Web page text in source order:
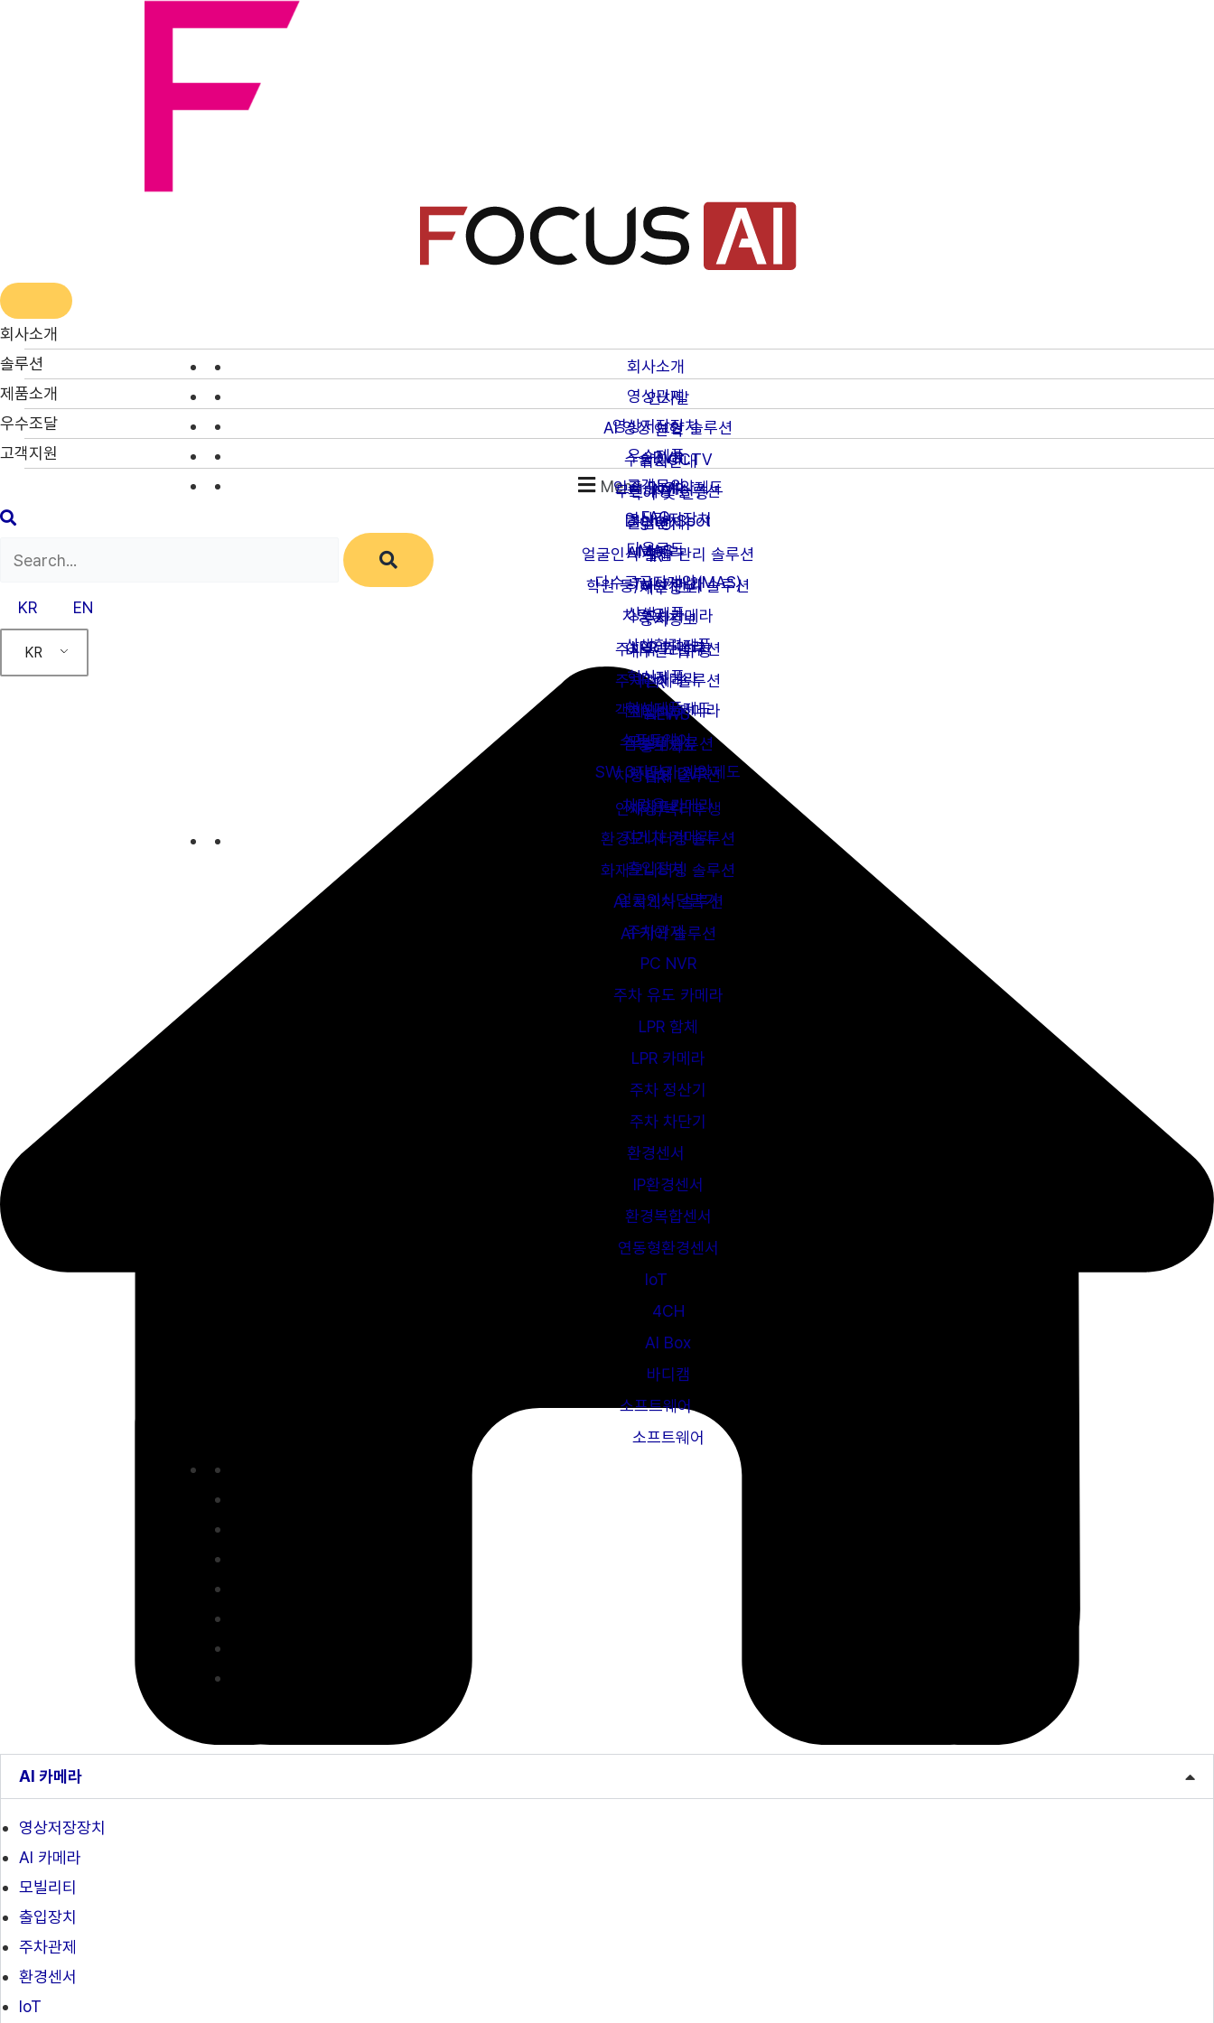
회사소개
회사소개
인사말
연혁
위치안내
특허 및 인증
CI
IR
재무정보
공시정보
내부관리규정
PR
NEWS
홍보자료
HR
인재상/복리후생
솔루션
영상관제
AI 영상 보안 솔루션
수술실CCTV
무인매장 솔루션
출입관제
얼굴인식 출입 관리 솔루션
학원 등/하원 관리 솔루션
주차
주차유도 솔루션
주차관제 솔루션
모빌리티
캠핑카 솔루션
차량관제 솔루션
세이프티
환경모니터링 솔루션
화재모니터링 솔루션
AI 지게차 솔루션
AI 케어 솔루션
제품소개
영상저장장치
DVR
NVR
Digital Spot
AI카메라
TVI 카메라
차량용 카메라
LPR 카메라
IP 카메라
객체인식 카메라
모빌리티
차량용 DVR
차량용 카메라
지게차 카메라
출입장치
얼굴인식단말기
주차관제
PC NVR
주차 유도 카메라
LPR 함체
LPR 카메라
주차 정산기
주차 차단기
환경센서
IP환경센서
환경복합센서
연동형환경센서
IoT
4CH
AI Box
바디캠
소프트웨어
소프트웨어
우수조달
우수제품
인증 및 계약제도
영상감지장치
MAS
다수공급자계약(MAS)
상생제품
상생협력제품
혁신제품
혁신제품제도
소프트웨어
SW 3자단가 계약제도
고객지원
고객문의
FAQ
다운로드
Menu
KR EN
KR
AI 카메라
영상저장장치
AI 카메라
모빌리티
출입장치
주차관제
환경센서
IoT